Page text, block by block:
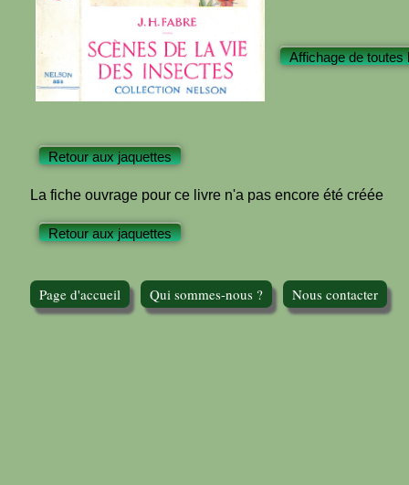
Affichage de toutes
Retour aux jaquettes
La fiche ouvrage pour ce livre n'a pas encore été créée
Retour aux jaquettes
Page d'accueil Qui sommes-nous ? Nous contacter